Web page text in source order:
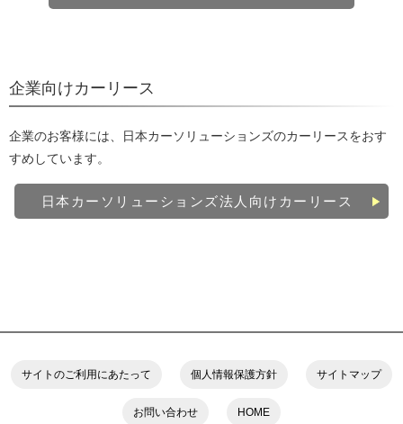
企業向けカーリース
企業のお客様には、日本カーソリューションズのカーリースをおす
すめしています。
日本カーソリューションズ法人向けカーリース
サイトのご利用にあたって 個人情報保護方針 サイトマップ
お問い合わせ HOME